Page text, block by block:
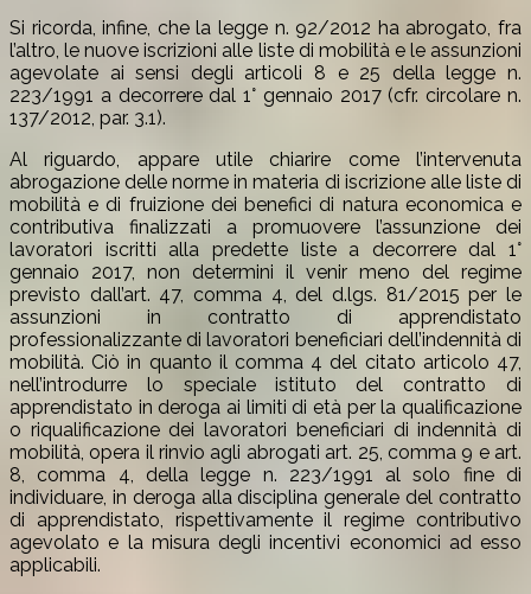
Si ricorda, infine, che la legge n. 92/2012 ha abrogato, fra
l’altro, le nuove iscrizioni alle liste di mobilità e le assunzioni
agevolate ai sensi degli articoli 8 e 25 della legge n.
223/1991 a decorrere dal 1° gennaio 2017 (cfr. circolare n.
137/2012, par. 3.1).
Al riguardo, appare utile chiarire come l’intervenuta
abrogazione delle norme in materia di iscrizione alle liste di
mobilità e di fruizione dei benefici di natura economica e
contributiva finalizzati a promuovere l’assunzione dei
lavoratori iscritti alla predette liste a decorrere dal 1°
gennaio 2017, non determini il venir meno del regime
previsto dall’art. 47, comma 4, del d.lgs. 81/2015 per le
assunzioni in contratto di apprendistato
professionalizzante di lavoratori beneficiari dell’indennità di
mobilità. Ciò in quanto il comma 4 del citato articolo 47,
nell’introdurre lo speciale istituto del contratto di
apprendistato in deroga ai limiti di età per la qualificazione
o riqualificazione dei lavoratori beneficiari di indennità di
mobilità, opera il rinvio agli abrogati art. 25, comma 9 e art.
8, comma 4, della legge n. 223/1991 al solo fine di
individuare, in deroga alla disciplina generale del contratto
di apprendistato, rispettivamente il regime contributivo
agevolato e la misura degli incentivi economici ad esso
applicabili.